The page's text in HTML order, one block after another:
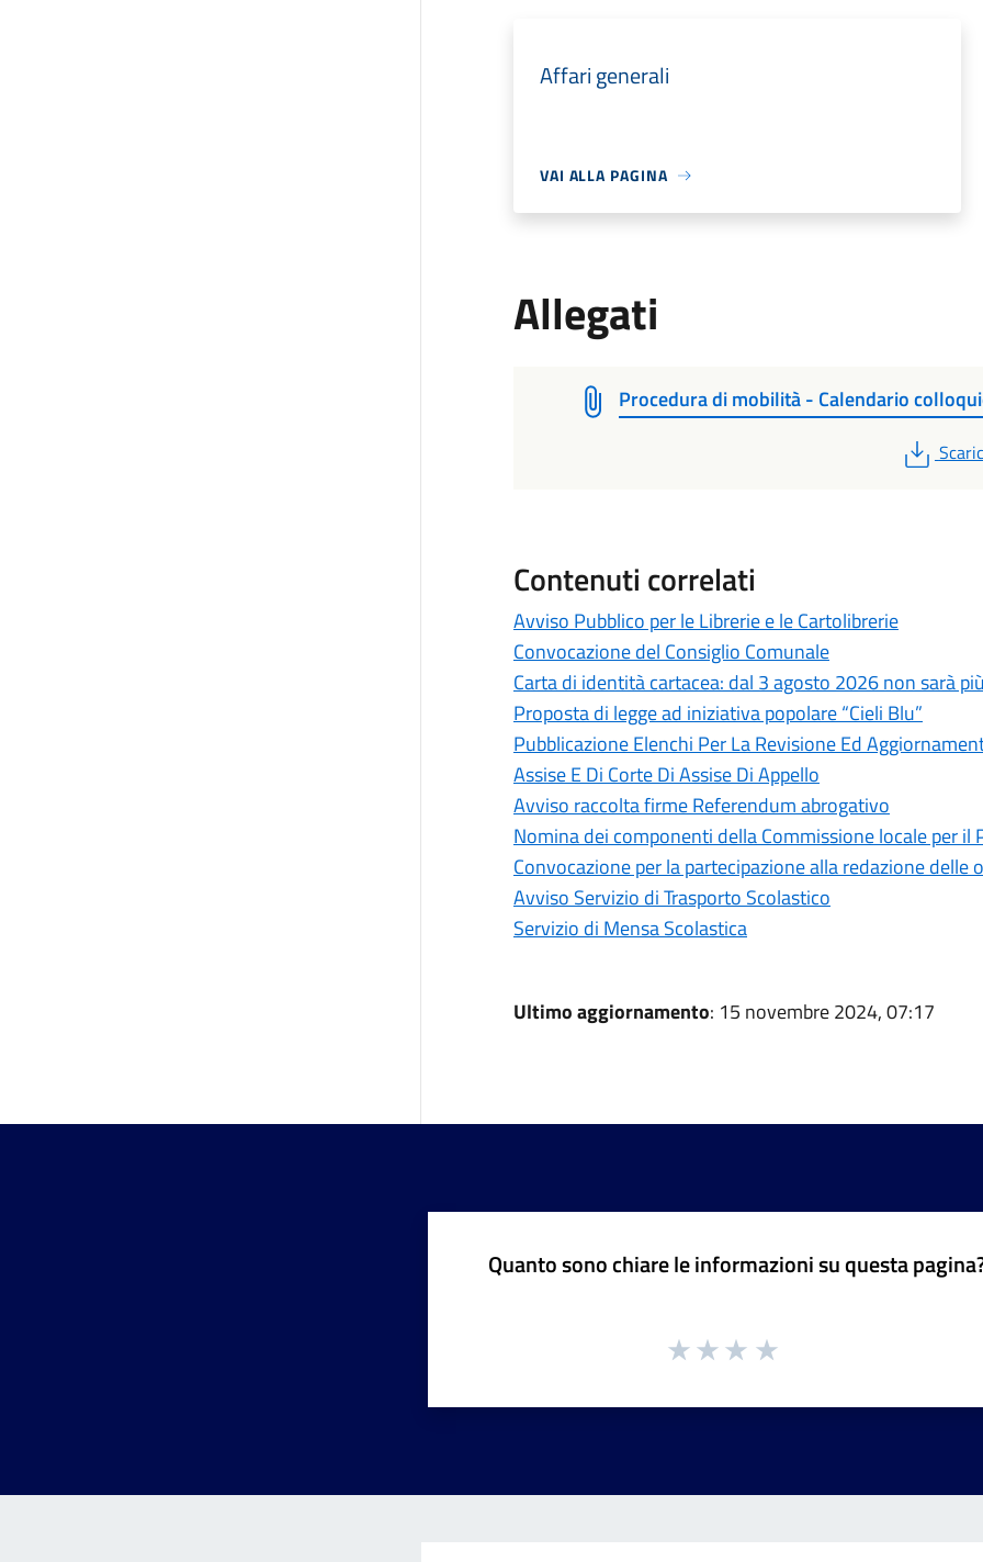
Affari generali
VAI ALLA PAGINA
Allegati
Procedura di mobilità - Calendario
PDF
Contenuti correlati
Avviso Pubblico per le Librerie e le Cartolibrerie
Convocazione del Consiglio Comunale
Carta di identità cartacea: dal 3 agosto 2026 non sarà
Proposta di legge ad iniziativa popolare “Cieli Blu”
Pubblicazione Elenchi Per La Revisione Ed
Assise E Di Corte Di Assise Di Appello
Avviso raccolta firme Referendum abrogativo
Nomina dei componenti della Commissione locale per il
Convocazione per la partecipazione alla redazione
Avviso Servizio di Trasporto Scolastico
Servizio di Mensa Scolastica
Ultimo aggiornamento: 15 novembre 2024, 07:17
Quanto sono chiare le informazioni su questa